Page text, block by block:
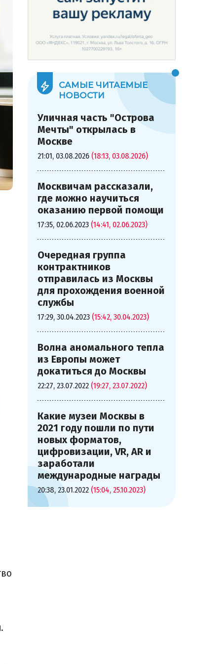
САМЫЕ ЧИТАЕМЫЕ
НОВОСТИ
Уличная часть "Острова
Мечты" открылась в
Москве
21:01, 03.08.2026 (18:13, 03.08.2026)
Москвичам рассказали,
где можно научиться
оказанию первой помощи
17:35, 02.06.2023 (14:41, 02.06.2023)
Очередная группа
контрактников
отправилась из Москвы
для прохождения военной
службы
17:29, 30.04.2023 (15:42, 30.04.2023)
Волна аномального тепла
из Европы может
докатиться до Москвы
22:27, 23.07.2022 (19:27, 23.07.2022)
Какие музеи Москвы в
2021 году пошли по пути
новых форматов,
цифровизации, VR, AR и
заработали
международные награды
20:38, 23.01.2022 (15:04, 25.10.2023)